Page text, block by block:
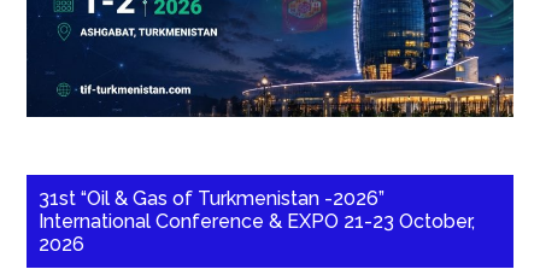
31st “Oil & Gas of Turkmenistan -2026”
International Conference & EXPO 21-23 October,
2026